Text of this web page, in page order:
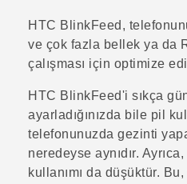
HTC BlinkFeed ,
ve çok fazla bellek ya da
çalışması için optimize
HTC BlinkFeed'i sıkça
ayarladığınızda bile pil
telefonunuzda gezinti
neredeyse aynıdır. Ayrıca,
kullanımı da düşüktür.